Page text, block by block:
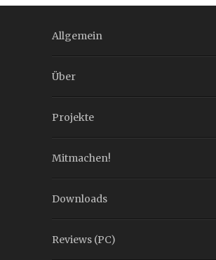
Allgemein
Über
Projekte
Mitmachen!
Downloads
Reviews (PC)